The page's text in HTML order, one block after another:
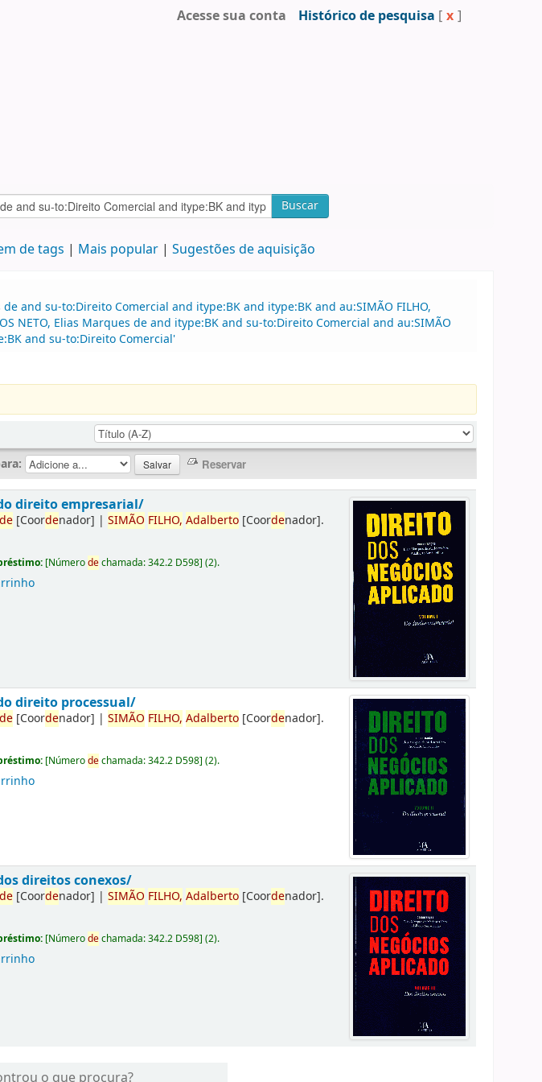
Acesse sua conta Histórico de pesquisa [ x ]
Buscar
de tags Mais popular Sugestões de aquisição
and su-to:Direito Comercial and itype:BK and itype:BK and au:SIMÃO FILHO,
NETO, Elias Marques de and itype:BK and su-to:Direito Comercial and au:SIMÃO
and su-to:Direito Comercial'
direito empresarial/
de [Coordenador] |SIMÃO FILHO, Adalberto [Coordenador].
[Númerodechamada:342.2 D598](2).
direito processual/
de [Coordenador] |SIMÃO FILHO, Adalberto [Coordenador].
[Númerodechamada:342.2 D598](2).
direitos conexos/
de [Coordenador] |SIMÃO FILHO, Adalberto [Coordenador].
[Númerodechamada:342.2 D598](2).